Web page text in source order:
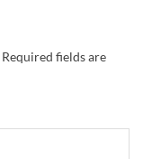
Required fields are